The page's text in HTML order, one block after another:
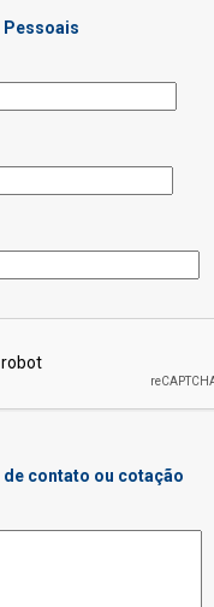
Pessoais
de contato ou cotação